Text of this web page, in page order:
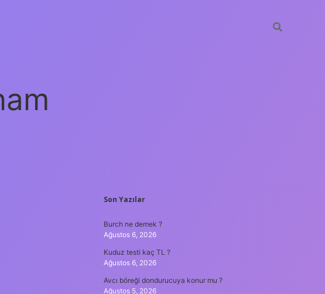
SIDEBAR
Son Yazılar
Burch ne demek ?
Ağustos 6, 2026
Kuduz testi kaç TL ?
Ağustos 6, 2026
Avcı böreği dondurucuya konur mu ?
Ağustos 5, 2026
güvenilir bahis siteleriilbet giriş adresi